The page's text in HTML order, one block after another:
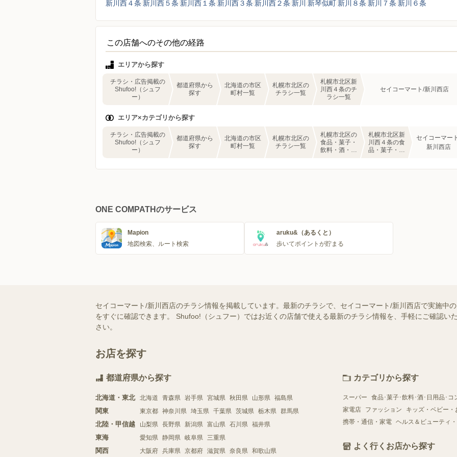
新川西４条 新川西５条 新川西１条 新川西３条 新川西２条 新川 新琴似町 新川８条 新川７条 新川６条
この店舗へのその他の経路
エリアから探す
チラシ・広告掲載の
Shufoo!（シュフ
ー）
都道府県から
探す
北海道の市区
町村一覧
札幌市北区の
チラシ一覧
札幌市北区新
川西４条のチ
ラシ一覧
セイコーマート/新川西店
エリア×カテゴリから探す
チラシ・広告掲載の
Shufoo!（シュフ
ー）
都道府県から
探す
北海道の市区
町村一覧
札幌市北区の
チラシ一覧
札幌市北区の
食品・菓子・
飲料・酒・日
札幌市北区新
川西４条の食
品・菓子・飲
セイコーマー
新川西店
ONE COMPATHのサービス
Mapion
地図検索、ルート検索
aruku&（あるくと）
歩いてポイントが貯まる
セイコーマート/新川西店のチラシ情報を掲載しています。最新のチラシで、セイコーマート/新川西店で実施中
をすぐに確認できます。 Shufoo!（シュフー）ではお近くの店舗で使える最新のチラシ情報を、手軽にご確認い
さい。
お店を探す
都道府県から探す
北海道・東北 北海道 青森県 岩手県 宮城県 秋田県 山形県 福島県
関東 東京都 神奈川県 埼玉県 千葉県 茨城県 栃木県 群馬県
北陸・甲信越 山梨県 長野県 新潟県 富山県 石川県 福井県
東海 愛知県 静岡県 岐阜県 三重県
関西 大阪府 兵庫県 京都府 滋賀県 奈良県 和歌山県
カテゴリから探す
スーパー
食品･菓子･飲料･酒･日用品･コ
家電店
ファッション
キッズ・ベビー・
携帯・通信・家電 ヘルス＆ビューティ
よく行くお店から探す